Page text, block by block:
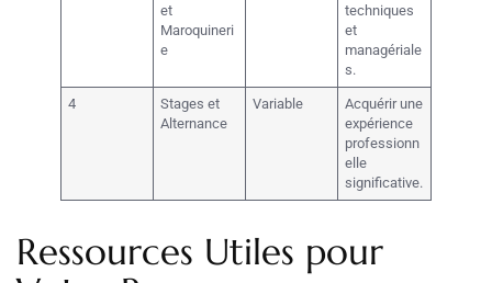
et
Maroquineri
e
techniques
et
managériale
s.
4
Stages et
Alternance
Variable
Acquérir une
expérience
professionn
elle
significative.
Ressources Utiles pour